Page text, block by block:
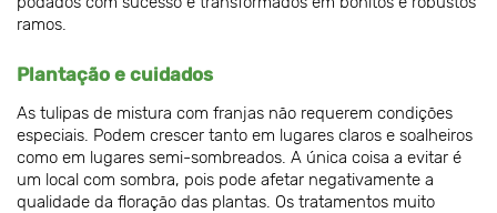
ramos.
Plantação e cuidados
As tulipas de mistura com franjas não requerem condições
especiais. Podem crescer tanto em lugares claros e soalheiros
como em lugares semi-sombreados. A única coisa a evitar é
um local com sombra, pois pode afetar negativamente a
qualidade da floração das plantas. Os tratamentos muito